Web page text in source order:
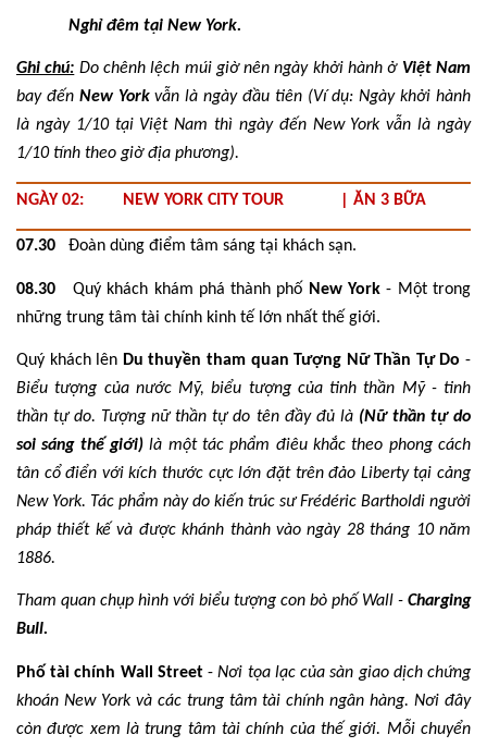
Nghỉ đêm tại New York.
Ghi chú: Do chênh lệch múi giờ nên ngày khởi hành ở Việt Nam
bay đến New Yorkvẫn là ngày đầu tiên (Ví dụ: Ngày khởi hành
là ngày 1/10 tại Việt Nam thì ngày đến New York vẫn là ngày
1/10 tính theo giờ địa phương).
NGÀY 02: NEW YORK CITY TOUR | ĂN 3 BỮA
07.30 Đoàn dùng điểm tâm sáng tại khách sạn.
08.30 Quý khách khám phá thành phố New York - Một trong
những trung tâm tài chính kinh tế lớn nhất thế giới.
Quý khách lên Du thuyền tham quan Tượng Nữ Thần Tự Do -
Biểu tượng của nước Mỹ, biểu tượng của tinh thần Mỹ - tinh
thần tự do. Tượng nữ thần tự do tên đầy đủ là (Nữ thần tự do
soi sáng thế giới) là một tác phẩm điêu khắc theo phong cách
tân cổ điển với kích thước cực lớn đặt trên đảo Liberty tại cảng
New York. Tác phẩm này do kiến trúc sư Frédéric Bartholdi người
pháp thiết kế và được khánh thành vào ngày 28 tháng 10 năm
1886.
Tham quan chụp hình với biểu tượng con bò phố Wall - Charging
Bull.
Phố tài chính Wall Street-Nơi tọa lạc của sàn giao dịch chứng
khoán New York và các trung tâm tài chính ngân hàng. Nơi đây
còn được xem là trung tâm tài chính của thế giới. Mỗi chuyển